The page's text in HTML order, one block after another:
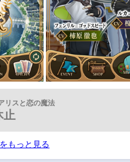
リスと恋の魔法
止
もっと見る